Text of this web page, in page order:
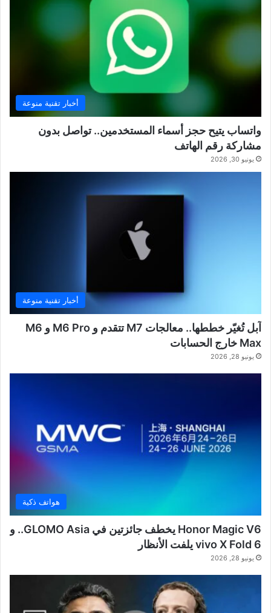
أخبار تقنية منوعة
واتساب يتيح حجز أسماء المستخدمين.. تواصل بدون
مشاركة رقم الهاتف
يونيو 30, 2026
أخبار تقنية منوعة
آبل تُغيّر خططها.. معالجات M7 تتقدم و M6 Pro و M6
Max خارج الحسابات
يونيو 28, 2026
هواتف ذكية
Honor Magic V6 يخطف جائزتين في GLOMO Asia.. و
vivo X Fold 6 يلفت الأنظار
يونيو 28, 2026